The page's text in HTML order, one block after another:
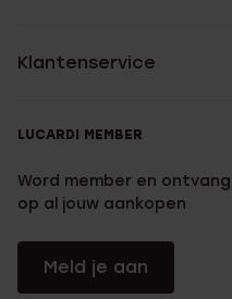
Klantenservice
LUCARDI MEMBER
Word member en
op al jouw aankopen
Meld je aan